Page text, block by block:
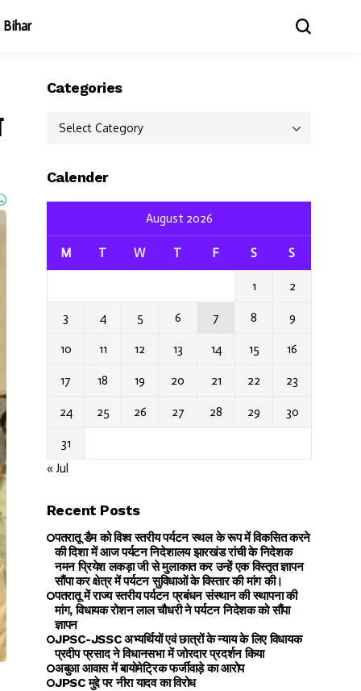
Bihar
Categories
Categories
Calender
August 2026
M T W T F S S
1 2
3 4 5 6 7 8 9
10 11 12 13 14 15 16
17 18 19 20 21 22 23
24 25 26 27 28 29 30
31
« Jul
Recent Posts
पतरातू डैम को विश्व स्तरीय पर्यटन स्थल के रूप में विकसित करने
की दिशा में आज पर्यटन निदेशालय झारखंड रांची के निदेशक
नमन प्रियेश लकड़ा जी से मुलाकात कर उन्हें एक विस्तृत ज्ञापन
सौंपा कर क्षेत्र में पर्यटन सुविधाओं के विस्तार की मांग की।
पतरातू में राज्य स्तरीय पर्यटन प्रबंधन संस्थान की स्थापना की
मांग, विधायक रोशन लाल चौधरी ने पर्यटन निदेशक को सौंपा
ज्ञापन
JPSC-JSSC अभ्यर्थियों एवं छात्रों के न्याय के लिए विधायक
प्रदीप प्रसाद ने विधानसभा में जोरदार प्रदर्शन किया
अबुआ आवास में बायोमेट्रिक फर्जीवाड़े का आरोप
JPSC मुद्दे पर नीरा यादव का विरोध